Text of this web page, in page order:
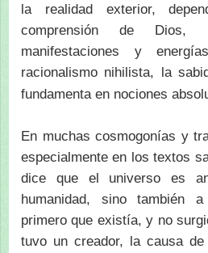
la realidad exterior,
comprensión de Dios,
manifestaciones y
racionalismo nihilista, la
fundamenta en nociones
En muchas cosmogonías y
especialmente en los textos
dice que el universo es
humanidad, sino también
primero que existía, y no
tuvo un creador, la causa